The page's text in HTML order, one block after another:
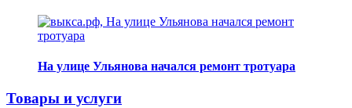
На улице Ульянова начался ремонт тротуара
Товары и услуги